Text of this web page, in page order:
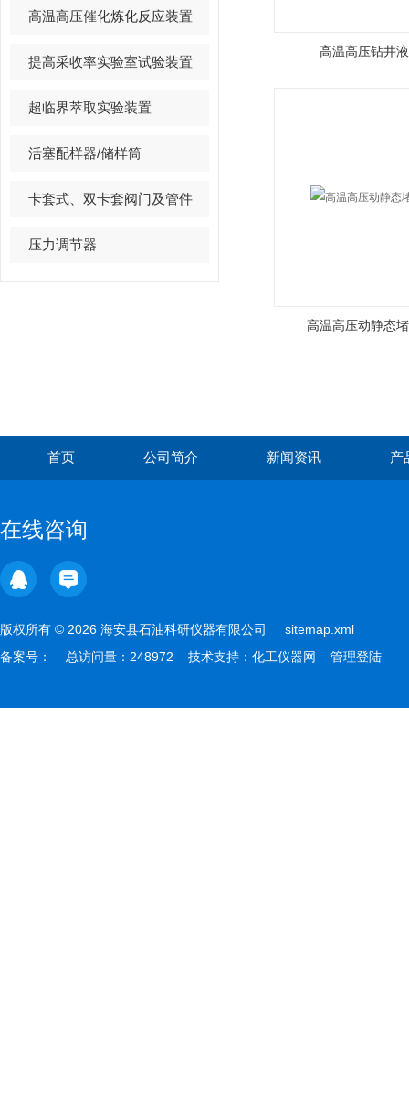
高温高压催化炼化反应装置
提高采收率实验室试验装置
超临界萃取实验装置
活塞配样器/储样筒
卡套式、双卡套阀门及管件
压力调节器
高温高压钻井
高温高压动静态
首页 公司简介 新闻资讯 产
在线咨询
版权所有 © 2026 海安县石油科研仪器有限公司 sitemap.xml
备案号：
总访问量：248972 技术支持： 化工仪器网 管理登陆